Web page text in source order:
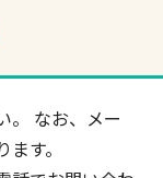
。 なお、メー
す。